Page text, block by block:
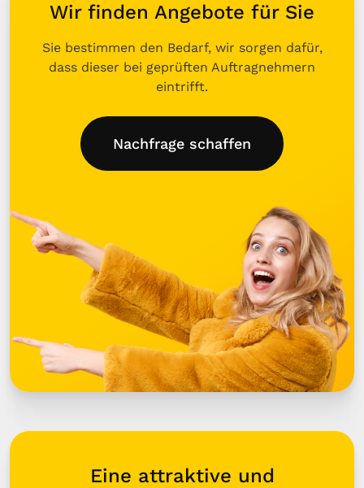
Wir finden Angebote für Sie
Sie bestimmen den Bedarf, wir sorgen dafür,
dass dieser bei geprüften Auftragnehmern
eintrifft.
Nachfrage schaffen
Eine attraktive und